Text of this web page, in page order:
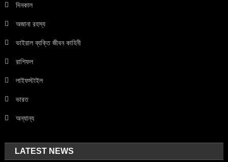
দিনকাল
অজানা রহস্য
ভাইরাল ব্যক্তি জীবন কাহিনী
রাশিফল
লাইফস্টাইল
ভারত
অন্যান্য
LATEST NEWS